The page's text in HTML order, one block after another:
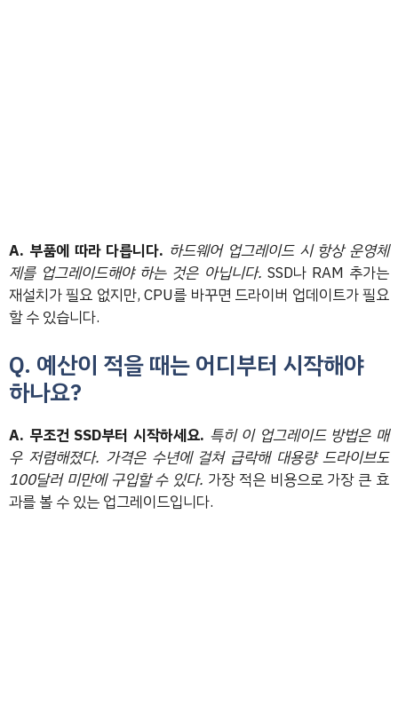
A. 부품에 따라 다릅니다. 하드웨어 업그레이드 시 항상 운영체
제를 업그레이드해야 하는 것은 아닙니다. SSD나 RAM 추가는
재설치가 필요 없지만, CPU를 바꾸면 드라이버 업데이트가 필요
할 수 있습니다.
Q. 예산이 적을 때는 어디부터 시작해야
하나요?
A. 무조건 SSD부터 시작하세요. 특히 이 업그레이드 방법은 매
우 저렴해졌다. 가격은 수년에 걸쳐 급락해 대용량 드라이브도
100달러 미만에 구입할 수 있다. 가장 적은 비용으로 가장 큰 효
과를 볼 수 있는 업그레이드입니다.